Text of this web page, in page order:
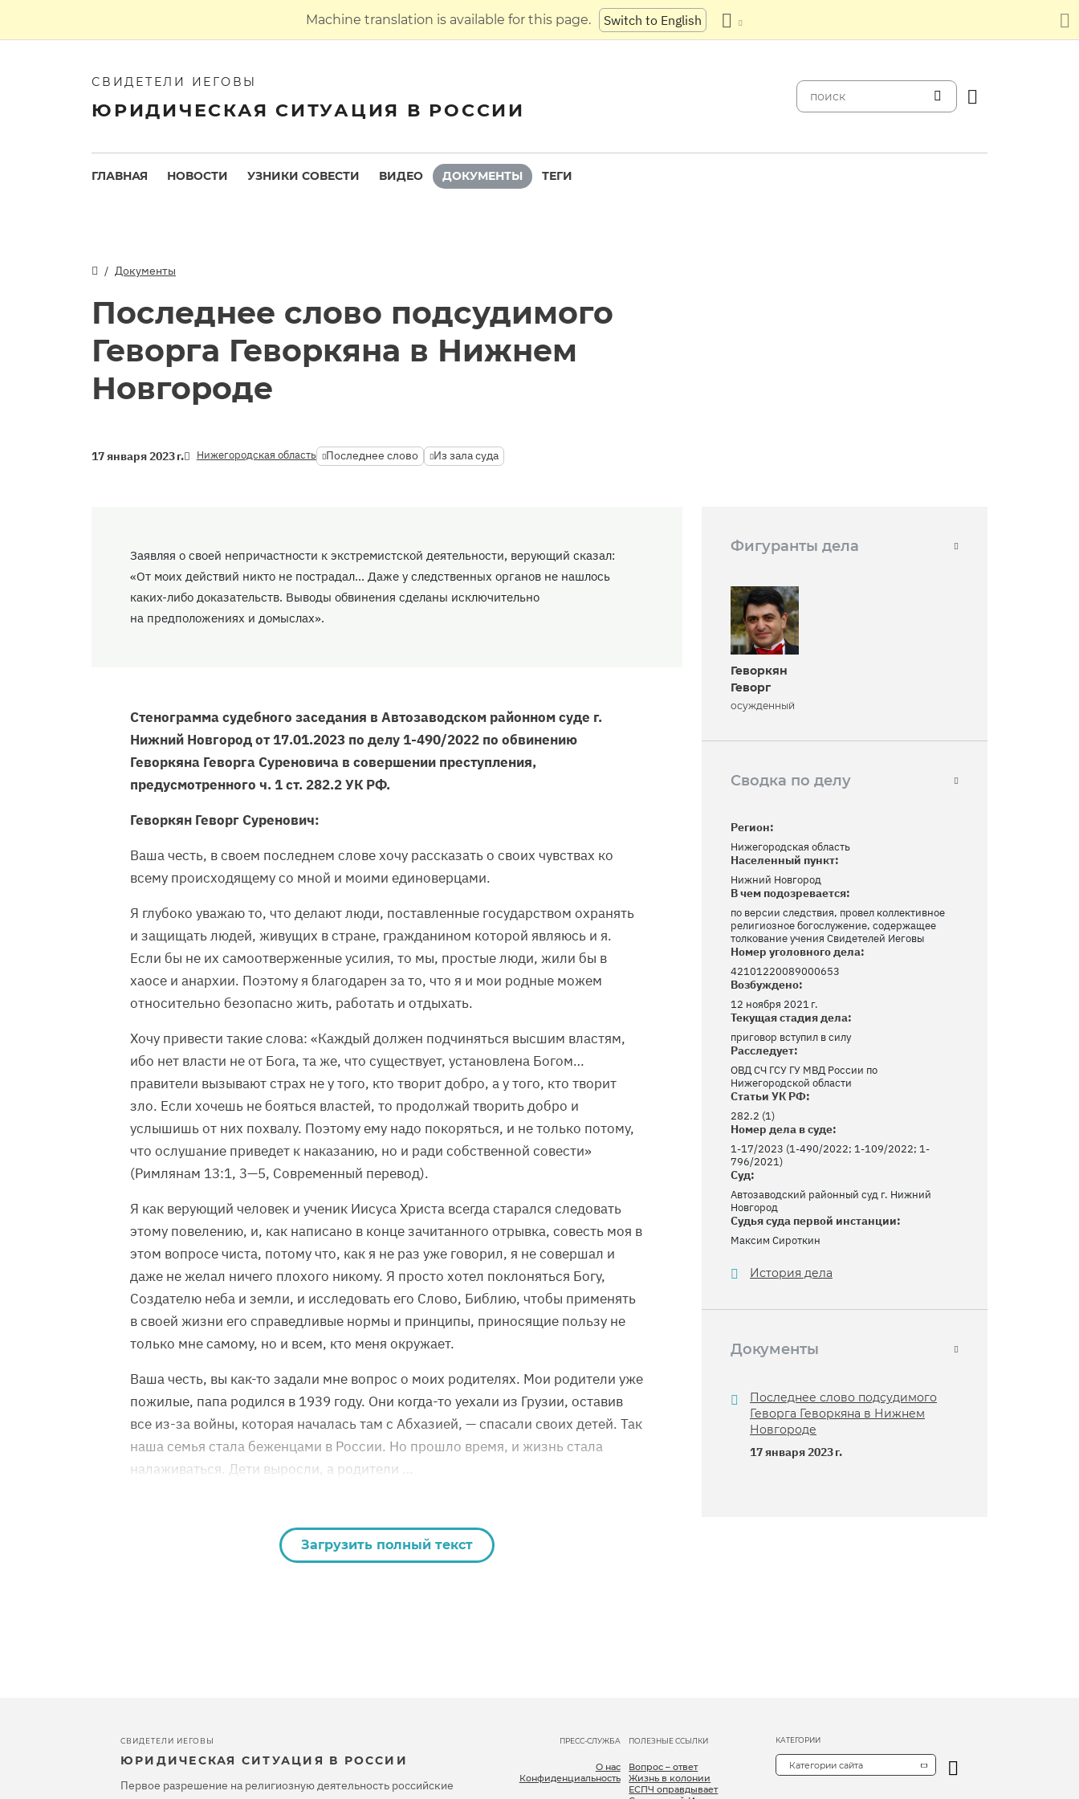
Machine translation is available for this page. Switch to English
СВИДЕТЕЛИ ИЕГОВЫ
ЮРИДИЧЕСКАЯ СИТУАЦИЯ В РОССИИ
ГЛАВНАЯ НОВОСТИ УЗНИКИ СОВЕСТИ ВИДЕО ДОКУМЕНТЫ ТЕГИ
Документы
Последнее слово подсудимого
Геворга Геворкяна в Нижнем
Новгороде
17 января 2023 г. Нижегородская область Последнее слово Из зала суда
Заявляя о своей непричастности к экстремистской деятельности, верующий сказал:
«От моих действий никто не пострадал… Даже у следственных органов не нашлось
каких-либо доказательств. Выводы обвинения сделаны исключительно
на предположениях и домыслах».
Стенограмма судебного заседания в Автозаводском районном суде г.
Нижний Новгород от 17.01.2023 по делу 1-490/2022 по обвинению
Геворкяна Геворга Суреновича в совершении преступления,
предусмотренного ч. 1 ст. 282.2 УК РФ.
Геворкян Геворг Суренович:
Ваша честь, в своем последнем слове хочу рассказать о своих чувствах ко
всему происходящему со мной и моими единоверцами.
Я глубоко уважаю то, что делают люди, поставленные государством охранять
и защищать людей, живущих в стране, гражданином которой являюсь и я.
Если бы не их самоотверженные усилия, то мы, простые люди, жили бы в
хаосе и анархии. Поэтому я благодарен за то, что я и мои родные можем
относительно безопасно жить, работать и отдыхать.
Хочу привести такие слова: «Каждый должен подчиняться высшим властям,
ибо нет власти не от Бога, та же, что существует, установлена Богом…
правители вызывают страх не у того, кто творит добро, а у того, кто творит
зло. Если хочешь не бояться властей, то продолжай творить добро и
услышишь от них похвалу. Поэтому ему надо покоряться, и не только потому,
что ослушание приведет к наказанию, но и ради собственной совести»
(Римлянам 13:1, 3—5, Современный перевод).
Я как верующий человек и ученик Иисуса Христа всегда старался следовать
этому повелению, и, как написано в конце зачитанного отрывка, совесть моя в
этом вопросе чиста, потому что, как я не раз уже говорил, я не совершал и
даже не желал ничего плохого никому. Я просто хотел поклоняться Богу,
Создателю неба и земли, и исследовать его Слово, Библию, чтобы применять
в своей жизни его справедливые нормы и принципы, приносящие пользу не
только мне самому, но и всем, кто меня окружает.
Ваша честь, вы как-то задали мне вопрос о моих родителях. Мои родители уже
пожилые, папа родился в 1939 году. Они когда-то уехали из Грузии, оставив
все из-за войны, которая началась там с Абхазией, — спасали своих детей. Так
наша семья стала беженцами в России. Но прошло время, и жизнь стала
налаживаться. Дети выросли, а родители …
Загрузить полный текст
Фигуранты дела
Геворкян
Геворг
осужденный
Сводка по делу
Регион:
Нижегородская область
Населенный пункт:
Нижний Новгород
В чем подозревается:
по версии следствия, провел коллективное
религиозное богослужение, содержащее
толкование учения Свидетелей Иеговы
Номер уголовного дела:
42101220089000653
Возбуждено:
12 ноября 2021 г.
Текущая стадия дела:
приговор вступил в силу
Расследует:
ОВД СЧ ГСУ ГУ МВД России по
Нижегородской области
Статьи УК РФ:
282.2 (1)
Номер дела в суде:
1-17/2023 (1-490/2022; 1-109/2022; 1-
796/2021)
Суд:
Автозаводский районный суд г. Нижний
Новгород
Судья суда первой инстанции:
Максим Сироткин
История дела
Документы
Последнее слово подсудимого
Геворга Геворкяна в Нижнем
Новгороде
17 января 2023 г.
СВИДЕТЕЛИ ИЕГОВЫ
ЮРИДИЧЕСКАЯ СИТУАЦИЯ В РОССИИ
Первое разрешение на религиозную деятельность российские
ПРЕСС-СЛУЖБА
О нас
Конфиденциальность
ПОЛЕЗНЫЕ ССЫЛКИ
Вопрос – ответ
Жизнь в колонии
ЕСПЧ оправдывает
КАТЕГОРИИ
Категории сайта